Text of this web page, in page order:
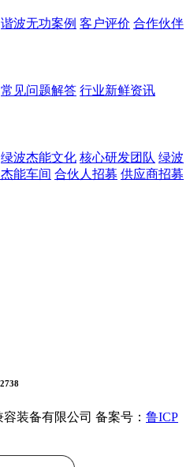
谐波无功案例 客户评价 合作伙伴
常见问题解答 行业新鲜资讯
绿波杰能文化 核心研发团队 绿波
能车间 合伙人招募 供应商招募
装备有限公司 备案号： 鲁ICP